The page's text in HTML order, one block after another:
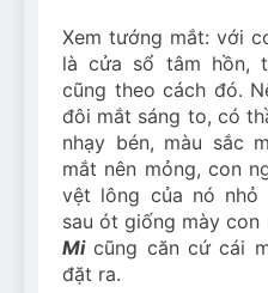
Xem tướng mắt: với
là cửa sổ tâm hồn,
cũng theo cách đó.
đôi mắt sáng to, có
nhạy bén, màu sắc
mắt nên mỏng, con
vệt lông của nó nhỏ
sau ót giống mày con
Micũng căn cứ cái
đặt ra.